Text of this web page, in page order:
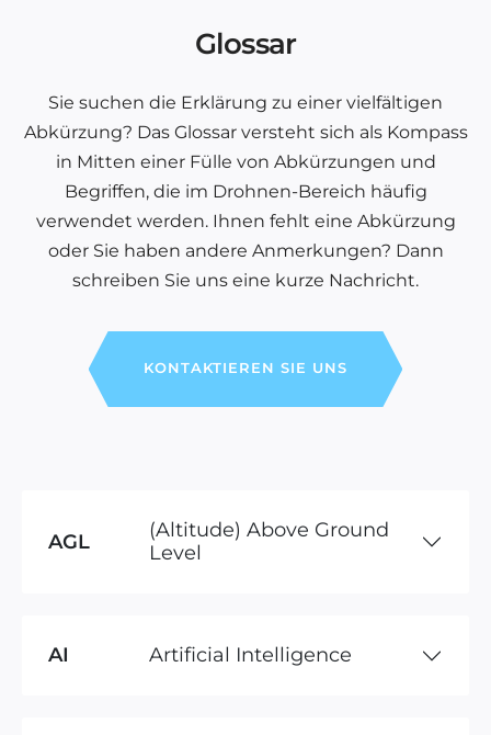
Glossar
Sie suchen die Erklärung zu einer vielfältigen
Abkürzung? Das Glossar versteht sich als Kompass
in Mitten einer Fülle von Abkürzungen und
Begriffen, die im Drohnen-Bereich häufig
verwendet werden. Ihnen fehlt eine Abkürzung
oder Sie haben andere Anmerkungen? Dann
schreiben Sie uns eine kurze Nachricht.
KONTAKTIEREN SIE UNS
AGL
(Altitude) Above Ground
Level
AI Artificial Intelligence